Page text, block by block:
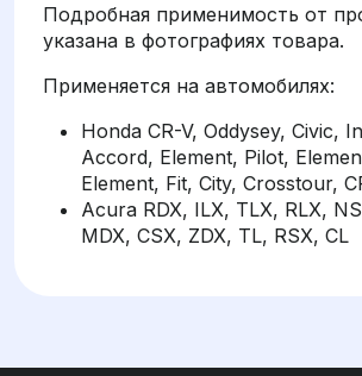
Подробная применимость от
указана в фотографиях товара.
Применяется на автомобилях:
Honda CR-V, Oddysey, Civic,
Accord, Element, Pilot,
Element, Fit, City, Crosstour,
Acura RDX, ILX, TLX, RLX,
MDX, CSX, ZDX, TL, RSX, CL